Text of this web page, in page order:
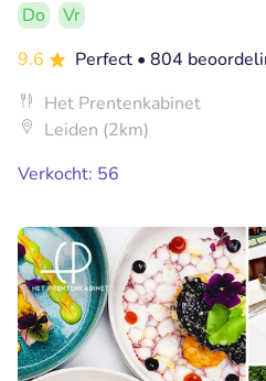
Do
Vr
9.6
Perfect • 804
Het Prentenkabinet
Leiden (2km)
Verkocht: 56